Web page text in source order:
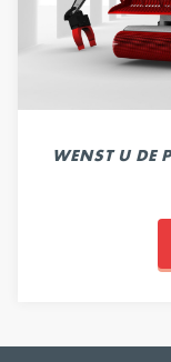
WENST U DE